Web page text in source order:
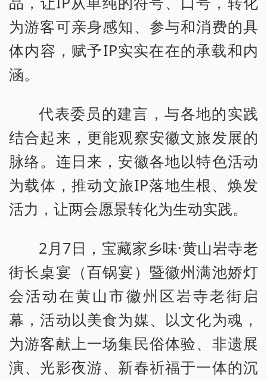
为游客可亲身感知、参与和消费的具
体内容，赋予IP实实在在的承载和内
涵。
代表委员的建言，与各地的实践
结合起来，更能观察安徽文旅发展的
脉络。连日来，安徽各地以特色活动
为载体，推动文旅IP落地生根、焕发
活力，让两会愿景转化为生动实践。
2月7日，宝藏家乡味·黄山岩寺老
街长桌宴（百锅宴）暨徽州满池娇灯
会活动在黄山市徽州区岩寺老街启
幕，活动以美食为媒、以文化为魂，
为游客献上一场集民俗体验、非遗展
演、光影夜游、新春祈福于一体的沉